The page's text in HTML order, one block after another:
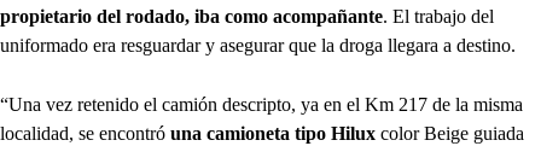
propietario del rodado, iba como acompañante. El trabajo del
uniformado era resguardar y asegurar que la droga llegara a destino.
“Una vez retenido el camión descripto, ya en el Km 217 de la misma
localidad, se encontró una camioneta tipo Hilux color Beige guiada